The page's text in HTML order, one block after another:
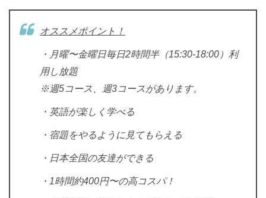
オススメポイント！
・月曜〜金曜日毎日2時間半（15:30-18:00）利
用し放題
※週5コース、週3コースがあります。
・英語が楽しく学べる
・宿題をやるように見てもらえる
・日本全国の友達ができる
・1時間約400円〜の高コスパ！